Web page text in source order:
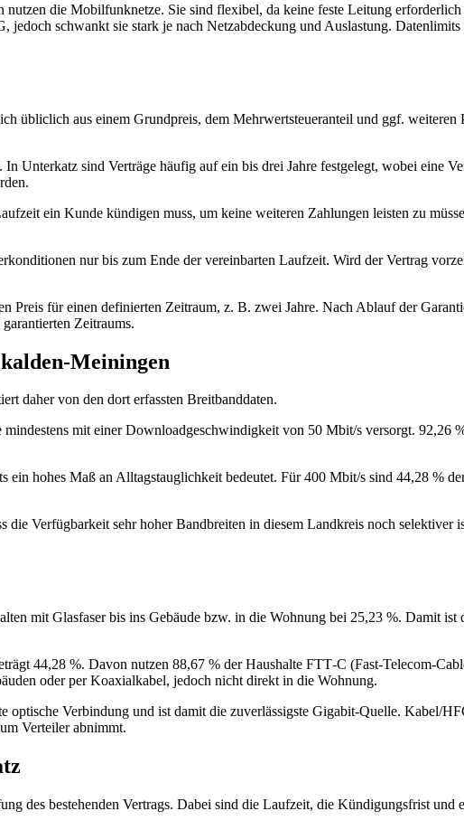
nutzen die Mobilfunknetze. Sie sind flexibel, da keine feste Leitung
schwankt sie stark je nach Netzabdeckung und Auslastung.
übliclich aus einem Grundpreis, dem Mehrwertsteueranteil und ggf.
Unterkatz sind Verträge häufig auf ein bis drei Jahre festgelegt, wobei eine
ein Kunde kündigen muss, um keine weiteren Zahlungen leisten zu
nur bis zum Ende der vereinbarten Laufzeit. Wird der Vertrag
Preis für einen definierten Zeitraum, z. B. zwei Jahre. Nach Ablauf der
Zeitraums.
Meiningen
daher von den dort erfassten Breitbanddaten.
mit einer Downloadgeschwindigkeit von 50 Mbit/s versorgt. 92,26
hohes Maß an Alltagstauglichkeit bedeutet. Für 400 Mbit/s sind 44,28 %
Verfügbarkeit sehr hoher Bandbreiten in diesem Landkreis noch
mit Glasfaser bis ins Gebäude bzw. in die Wohnung bei 25,23 %. Damit
44,28 %. Davon nutzen 88,67 % der Haushalte FTT‑C
oder per Koaxialkabel, jedoch nicht direkt in die Wohnung.
optische Verbindung und ist damit die zuverlässigste Gigabit-Quelle. Kabel/
Verteiler abnimmt.
des bestehenden Vertrags. Dabei sind die Laufzeit, die Kündigungsfrist